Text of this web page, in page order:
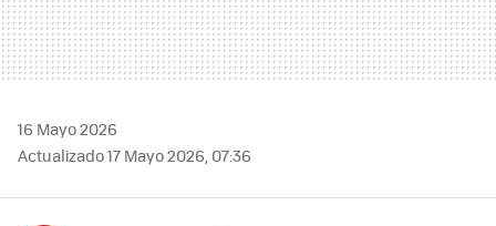
16 Mayo 2026
Actualizado 17 Mayo 2026, 07:36